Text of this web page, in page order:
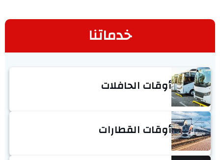
خدماتنا
أوقات الحافلات
أوقات القطارات